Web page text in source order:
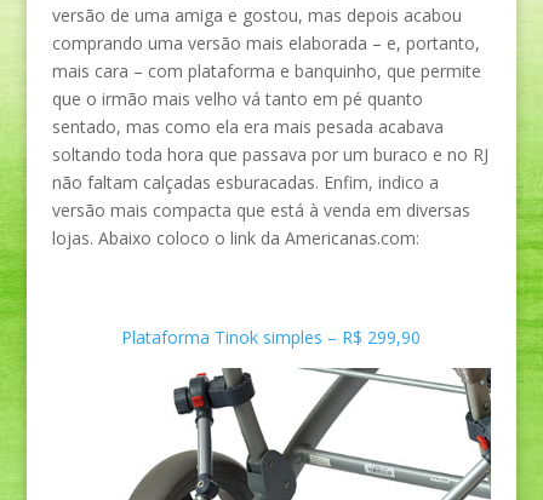
versão de uma amiga e gostou, mas depois acabou
comprando uma versão mais elaborada – e, portanto,
mais cara – com plataforma e banquinho, que permite
que o irmão mais velho vá tanto em pé quanto
sentado, mas como ela era mais pesada acabava
soltando toda hora que passava por um buraco e no RJ
não faltam calçadas esburacadas. Enfim, indico a
versão mais compacta que está à venda em diversas
lojas. Abaixo coloco o link da Americanas.com:
Plataforma Tinok simples – R$ 299,90